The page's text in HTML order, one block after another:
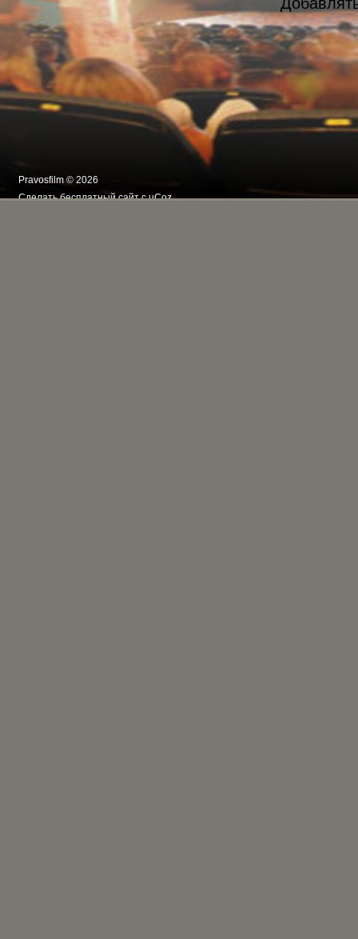
Pravosfilm © 2026
Сделатьбесплатный сайтсuCoz